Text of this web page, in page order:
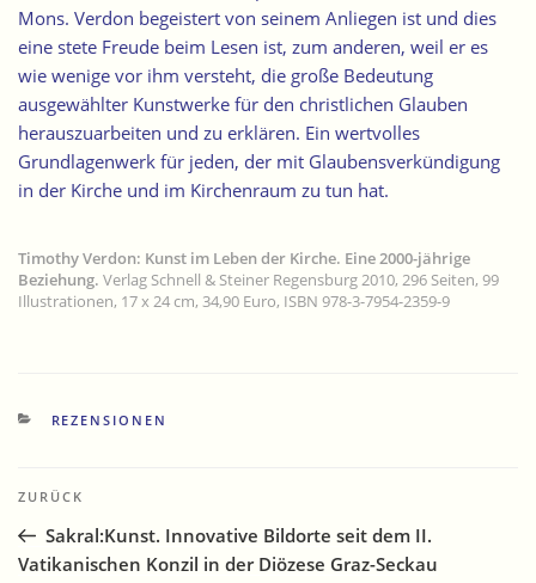
Mons. Verdon begeistert von seinem Anliegen ist und dies
eine stete Freude beim Lesen ist, zum anderen, weil er es
wie wenige vor ihm versteht, die große Bedeutung
ausgewählter Kunstwerke für den christlichen Glauben
herauszuarbeiten und zu erklären. Ein wertvolles
Grundlagenwerk für jeden, der mit Glaubensverkündigung
in der Kirche und im Kirchenraum zu tun hat.
Timothy Verdon: Kunst im Leben der Kirche. Eine 2000-jährige
Beziehung. Verlag Schnell & Steiner Regensburg 2010, 296 Seiten, 99
Illustrationen, 17 x 24 cm, 34,90 Euro, ISBN 978-3-7954-2359-9
KATEGORIEN
REZENSIONEN
Beitragsnavigation
Vorheriger
Beitrag
ZURÜCK
Sakral:Kunst. Innovative Bildorte seit dem II.
Vatikanischen Konzil in der Diözese Graz-Seckau